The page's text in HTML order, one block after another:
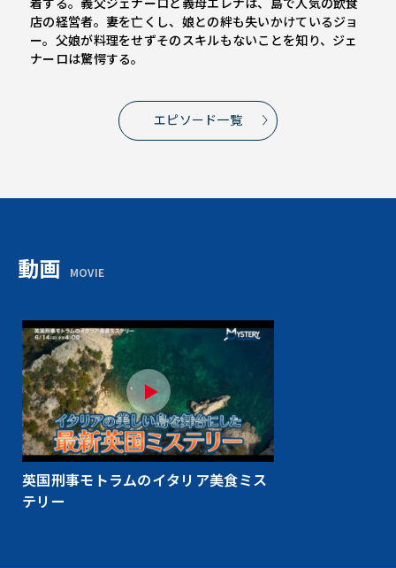
店の経営者。妻を亡くし、娘との絆も失いかけているジョ
ー。父娘が料理をせずそのスキルもないことを知り、ジェ
ナーロは驚愕する。
エピソード一覧
動画 MOVIE
英国刑事モトラムのイタリア美食ミス
テリー